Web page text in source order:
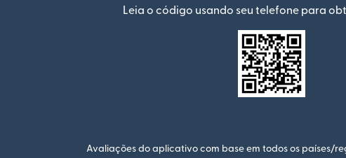
Leia o código usando seu telefone para
Avaliações do aplicativo com base em todos os países/